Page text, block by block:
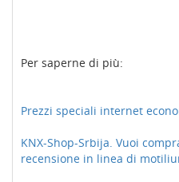
Per saperne di più:
Prezzi speciali internet
KNX-Shop-Srbija. Vuoi
recensione in linea di